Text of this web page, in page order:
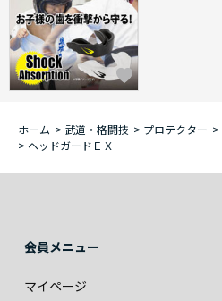
ホーム > 武道・格闘技 > プロテクター >
> ヘッドガードＥＸ
会員メニュー
マイページ